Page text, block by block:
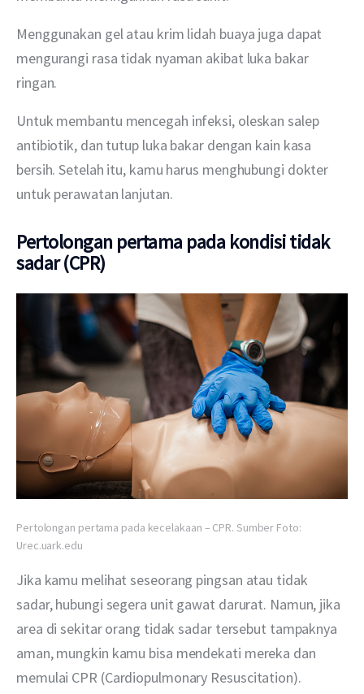
Menggunakan gel atau krim lidah buaya juga dapat
mengurangi rasa tidak nyaman akibat luka bakar
ringan.
Untuk membantu mencegah infeksi, oleskan salep
antibiotik, dan tutup luka bakar dengan kain kasa
bersih. Setelah itu, kamu harus menghubungi dokter
untuk perawatan lanjutan.
Pertolongan pertama pada kondisi tidak
sadar (CPR)
Pertolongan pertama pada kecelakaan – CPR. Sumber Foto:
Urec.uark.edu
Jika kamu melihat seseorang pingsan atau tidak
sadar, hubungi segera unit gawat darurat. Namun, jika
area di sekitar orang tidak sadar tersebut tampaknya
aman, mungkin kamu bisa mendekati mereka dan
memulai CPR (Cardiopulmonary Resuscitation).